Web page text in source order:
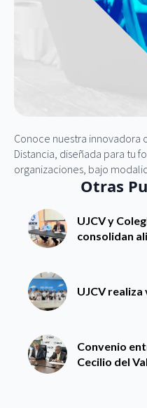
Conoce nuestra innovadora
Distancia, diseñada para tu
organizaciones, bajo
Otras
UJCV y
consolidan
UJCV
Convenio
Cecilio del